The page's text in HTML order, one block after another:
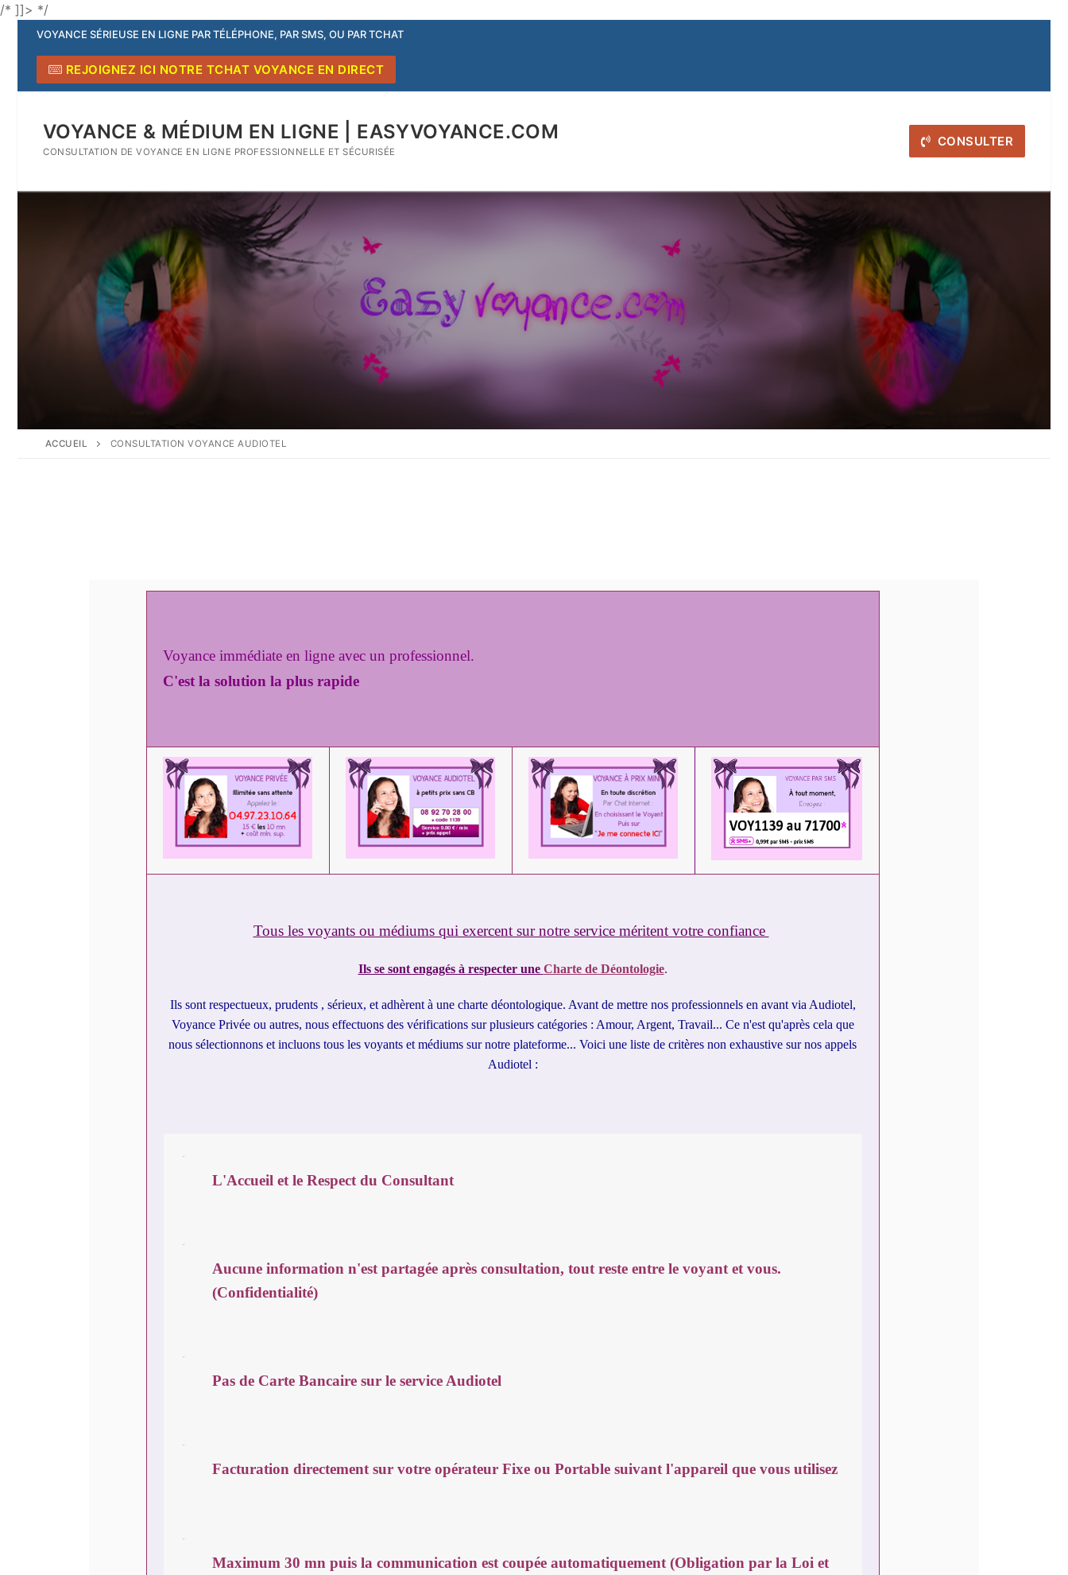
/* ]]> */
VOYANCE SÉRIEUSE EN LIGNE PAR TÉLÉPHONE, PAR SMS, OU PAR TCHAT
REJOIGNEZ ICI NOTRE TCHAT VOYANCE EN DIRECT
VOYANCE & MÉDIUM EN LIGNE | EASYVOYANCE.COM
CONSULTATION DE VOYANCE EN LIGNE PROFESSIONNELLE ET SÉCURISÉE
CONSULTER
ACCUEIL CONSULTATION VOYANCE AUDIOTEL
Voyance immédiate en ligne avec un professionnel.
C'est la solution la plus rapide
Tous les voyants ou médiums qui exercent sur notre service méritent votre confiance
Ils se sont engagés à respecter une Charte de Déontologie.
Ils sont respectueux, prudents , sérieux, et adhèrent à une charte déontologique. Avant de mettre nos professionnels en avant via Audiotel,
Voyance Privée ou autres, nous effectuons des vérifications sur plusieurs catégories : Amour, Argent, Travail... Ce n'est qu'après cela que
nous sélectionnons et incluons tous les voyants et médiums sur notre plateforme... Voici une liste de critères non exhaustive sur nos appels
Audiotel :
L'Accueil et le Respect du Consultant
Aucune information n'est partagée après consultation, tout reste entre le voyant et vous.
(Confidentialité)
Pas de Carte Bancaire sur le service Audiotel
Facturation directement sur votre opérateur Fixe ou Portable suivant l'appareil que vous utilisez
Maximum 30 mn puis la communication est coupée automatiquement (Obligation par la Loi et